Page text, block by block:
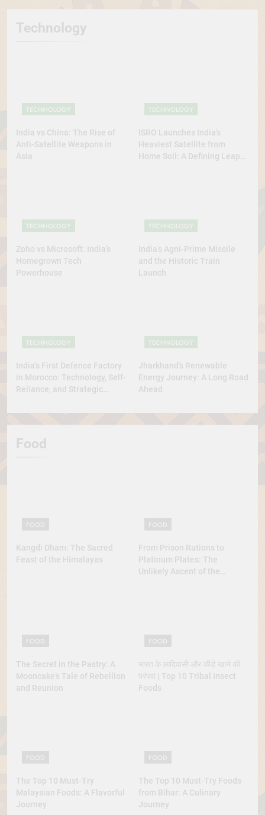
Technology
TECHNOLOGY
India vs China: The Rise of
Anti-Satellite Weapons in
Asia
TECHNOLOGY
ISRO Launches India’s
Heaviest Satellite from
Home Soil: A Defining Leap
TECHNOLOGY
Zoho vs Microsoft: India’s
Homegrown Tech
Powerhouse
TECHNOLOGY
India’s Agni-Prime Missile
and the Historic Train
Launch
TECHNOLOGY
India’s First Defence Factory
in Morocco: Technology, Self-
Reliance, and Strategic
TECHNOLOGY
Jharkhand’s Renewable
Energy Journey: A Long Road
Ahead
Food
Kangdi Dham: The Sacred
Feast of the Himalayas
From Prison Rations to
Platinum Plates: The
Unlikely Ascent of the
The Secret in the Pastry: A
Mooncake’s Tale of Rebellion
and Reunion
भारत के आदिवासी और कीड़े खाने की
परंपरा | Top 10 Tribal Insect
Foods
The Top 10 Must-Try
Malaysian Foods: A Flavorful
Journey
The Top 10 Must-Try Foods
from Bihar: A Culinary
Journey